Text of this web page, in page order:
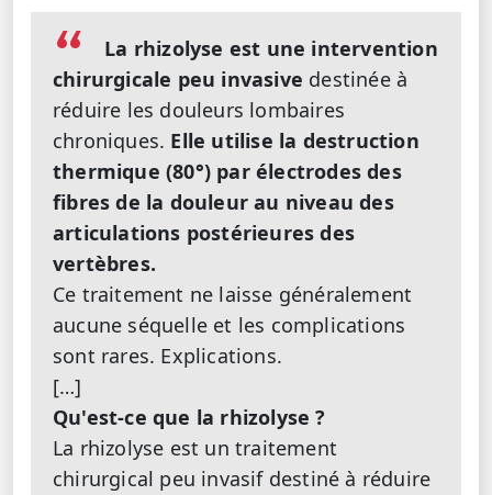
La rhizolyse est une intervention
chirurgicale peu invasive destinée à
réduire les douleurs lombaires
chroniques. Elle utilise la destruction
thermique (80°) par électrodes des
fibres de la douleur au niveau des
articulations postérieures des
vertèbres.
Ce traitement ne laisse généralement
aucune séquelle et les complications
sont rares. Explications.
[…]
Qu'est-ce que la rhizolyse ?
La rhizolyse est un traitement
chirurgical peu invasif destiné à réduire